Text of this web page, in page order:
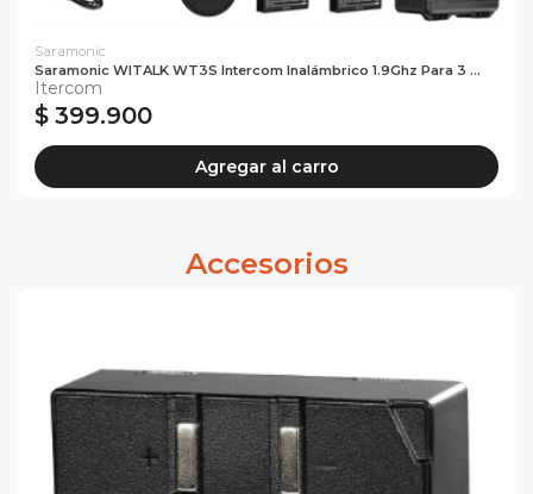
Saramonic
Saramonic WITALK WT3S Intercom Inalámbrico 1.9Ghz Para 3 ...
Itercom
$ 399.900
Agregar al carro
Accesorios